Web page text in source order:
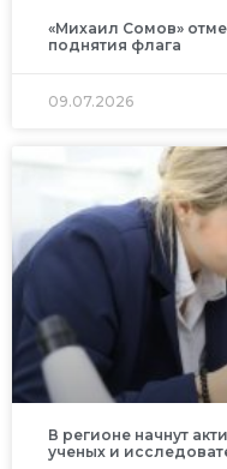
«Михаил Сомов»
поднятия флага
09.07.2026
В регионе начнут
ученых и